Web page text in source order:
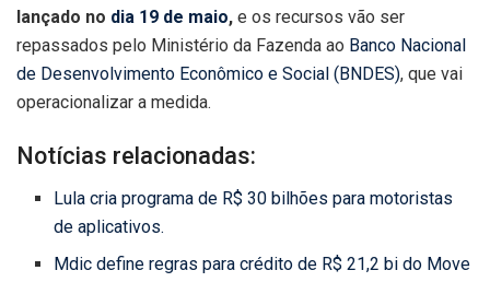
lançado no dia 19 de maio, e os recursos vão ser
repassados pelo Ministério da Fazenda ao Banco Nacional
de Desenvolvimento Econômico e Social (BNDES), que vai
operacionalizar a medida.
Notícias relacionadas:
Lula cria programa de R$ 30 bilhões para motoristas
de aplicativos.
Mdic define regras para crédito de R$ 21,2 bi do Move